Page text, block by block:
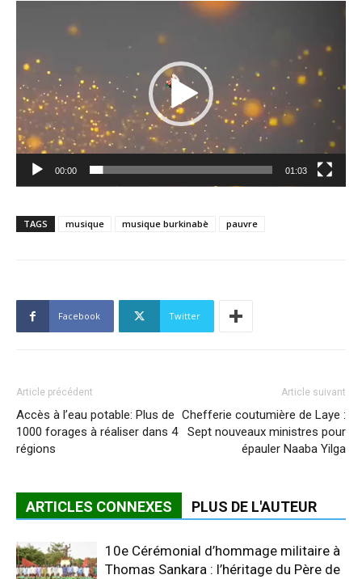
Lecteur
00:00 01:03
TAGS musique musique burkinabè pauvre
Facebook Twitter
Article précédent
Accès à l’eau potable: Plus de
1000 forages à réaliser dans 4
régions
Article suivant
Chefferie coutumière de Laye :
Sept nouveaux ministres pour
épauler Naaba Yilga
ARTICLES CONNEXES PLUS DE L'AUTEUR
10e Cérémonial d’hommage militaire à
Thomas Sankara : l’héritage du Père de